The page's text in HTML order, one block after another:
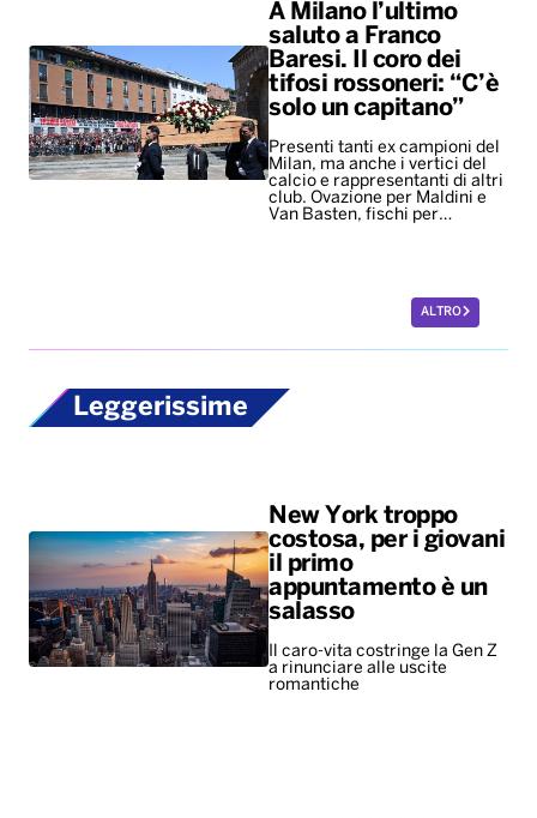
A Milano l’ultimo
saluto a Franco
Baresi. Il coro dei
tifosi rossoneri: “C’è
solo un capitano”
Presenti tanti ex campioni del
Milan, ma anche i vertici del
calcio e rappresentanti di altri
club. Ovazione per Maldini e
Van Basten, fischi per…
ALTRO
Leggerissime
New York troppo
costosa, per i giovani
il primo
appuntamento è un
salasso
Il caro-vita costringe la Gen Z
a rinunciare alle uscite
romantiche